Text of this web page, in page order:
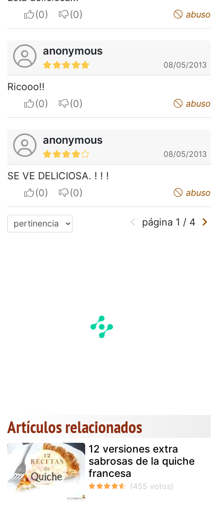
I apreciateI do not appreciate abuso
anonymous
08/05/2013
Ricooo!!
I apreciateI do not appreciate abuso
anonymous
08/05/2013
SE VE DELICIOSA. ! ! !
I apreciateI do not appreciate abuso
página 1 / 4
Artículos relacionados
12 versiones extra
sabrosas de la quiche
francesa